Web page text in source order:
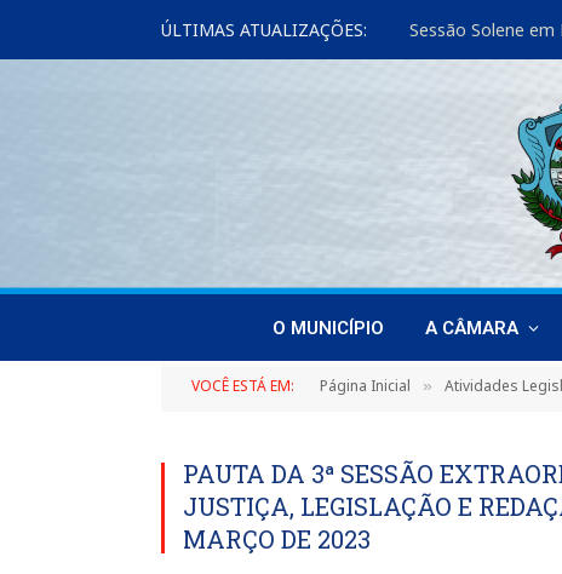
ÚLTIMAS ATUALIZAÇÕES: Sessão Solene
O MUNICÍPIO A CÂMARA
VOCÊ ESTÁ EM: Página Inicial » Atividades
PAUTA DA 3ª SESSÃO
JUSTIÇA, LEGISLAÇÃO E
MARÇO DE 2023